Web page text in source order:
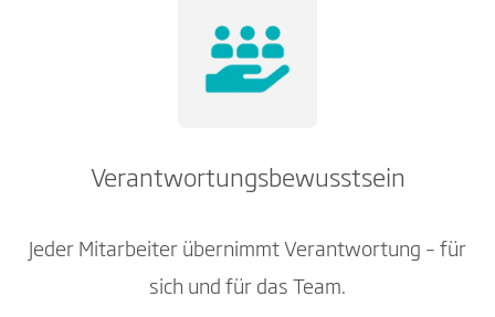
Verantwortungsbewusstsein
Jeder Mitarbeiter übernimmt Verantwortung – für
sich und für das Team.